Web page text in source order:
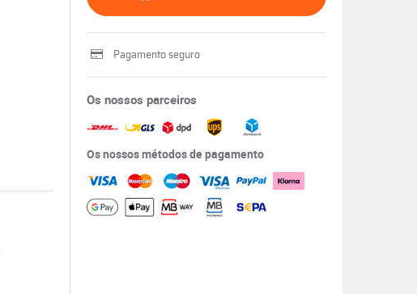
Pagamento seguro
Os nossos parceiros
Os nossos métodos de pagamento